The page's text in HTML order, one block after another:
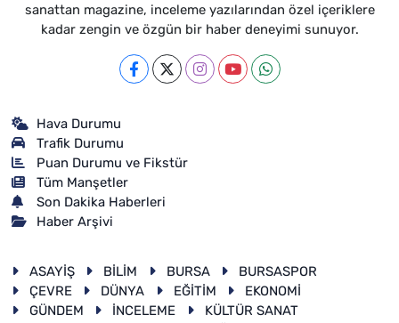
sanattan magazine, inceleme yazılarından özel içeriklere
kadar zengin ve özgün bir haber deneyimi sunuyor.
Hava Durumu
Trafik Durumu
Puan Durumu ve Fikstür
Tüm Manşetler
Son Dakika Haberleri
Haber Arşivi
ASAYİŞ BİLİM BURSA
BURSASPOR
ÇEVRE
DÜNYA EĞİTİM
EKONOMİ
GÜNDEM
İNCELEME
KÜLTÜR SANAT